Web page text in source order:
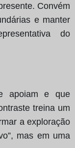
Convém
e manter
do
apoiam e que
treina um
a exploração
mas em uma